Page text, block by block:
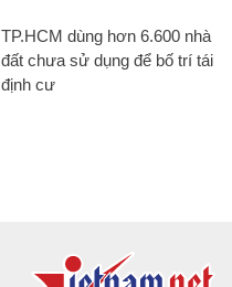
TP.HCM dùng hơn 6.600 nhà
đất chưa sử dụng để bố trí tái
định cư